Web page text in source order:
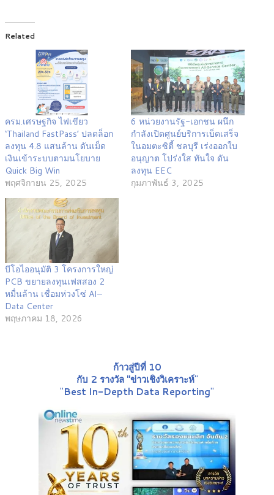
Related
ครม.เศรษฐกิจ ไฟเขียว
‘Thailand FastPass’ ปลดล็อก
ลงทุน 4.8 แสนล้าน ดันเม็ด
เงินเข้าระบบตามนโยบาย
Quick Big Win
พฤศจิกายน 25, 2025
6 หน่วยงานรัฐ-เอกชน ผนึก
กำลังเปิดศูนย์บริการเบ็ดเสร็จ
ในอมตะซิตี้ ชลบุรี เร่งออกใบ
อนุญาต โปร่งใส ทันใจ ดัน
ลงทุน EEC
กุมภาพันธ์ 3, 2025
บีโอไออนุมัติ 3 โครงการใหญ่
PCB ขยายลงทุนเฟสสอง 2
หมื่นล้าน เชื่อมห่วงโซ่ AI–
Data Center
พฤษภาคม 18, 2026
ก้าวสู่ปีที่ 10
กับ 2 รางวัล "ข่าวเชิงวิเคราะห์"
"Best In-Depth Data Reporting"